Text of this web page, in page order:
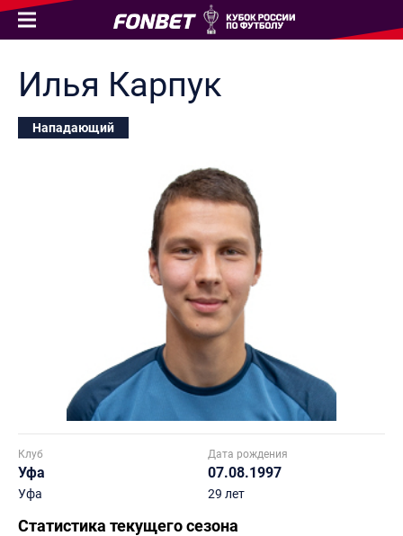
Илья Карпук
Нападающий
Клуб
Уфа
Уфа
Дата рождения
07.08.1997
29 лет
Статистика текущего сезона